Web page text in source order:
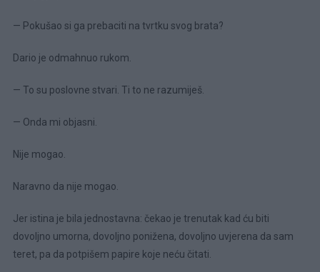
— Pokušao si ga prebaciti na tvrtku svog brata?
Dario je odmahnuo rukom.
— To su poslovne stvari. Ti to ne razumiješ.
— Onda mi objasni.
Nije mogao.
Naravno da nije mogao.
Jer istina je bila jednostavna: čekao je trenutak kad ću biti
dovoljno umorna, dovoljno ponižena, dovoljno uvjerena da sam
teret, pa da potpišem papire koje neću čitati.